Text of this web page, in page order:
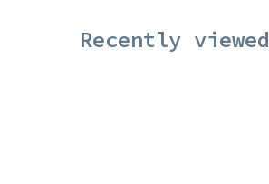
Recently viewed